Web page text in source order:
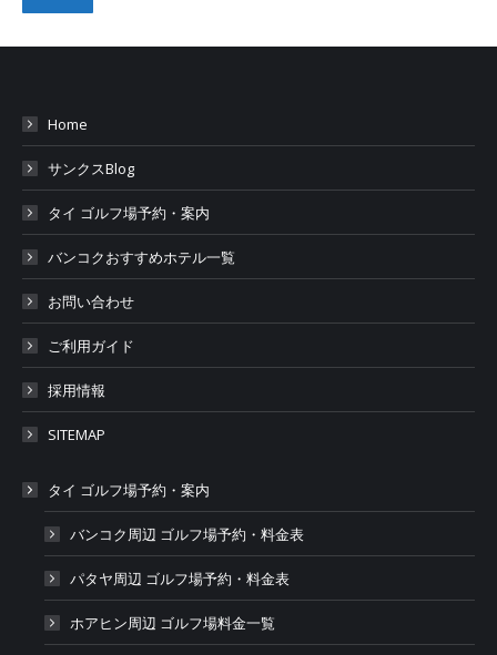
Home
サンクスBlog
タイ ゴルフ場予約・案内
バンコクおすすめホテル一覧
お問い合わせ
ご利用ガイド
採用情報
SITEMAP
タイ ゴルフ場予約・案内
バンコク周辺 ゴルフ場予約・料金表
パタヤ周辺 ゴルフ場予約・料金表
ホアヒン周辺 ゴルフ場料金一覧